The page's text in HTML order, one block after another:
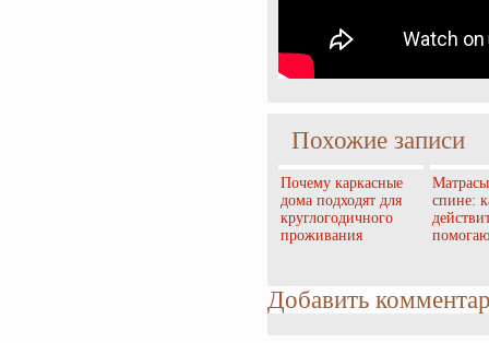
Похожие записи
Почему каркасные
дома подходят для
круглогодичного
проживания
спине:
Добавить